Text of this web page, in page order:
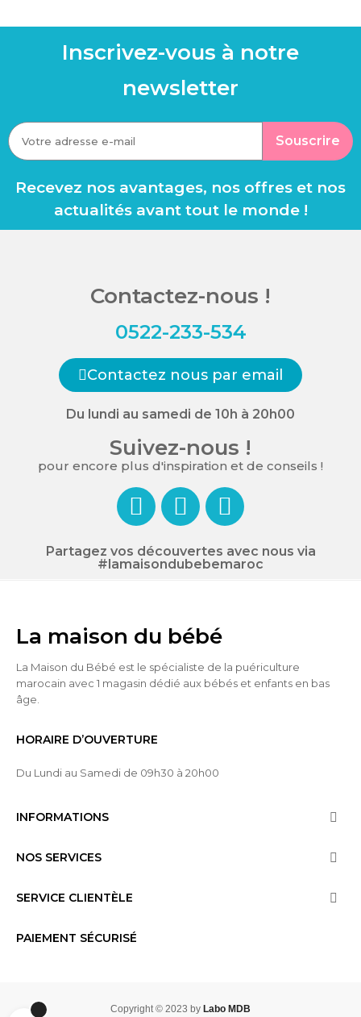
Inscrivez-vous à notre
newsletter
Souscrire
Recevez nos avantages, nos offres et nos
actualités avant tout le monde !
Contactez-nous !
0522-233-534
Contactez nous par email
Du lundi au samedi de 10h à 20h00
Suivez-nous !
pour encore plus d'inspiration et de conseils !
Partagez vos découvertes avec nous via
#lamaisondubebemaroc
La maison du bébé
La Maison du Bébé est le spécialiste de la puériculture
marocain avec 1 magasin dédié aux bébés et enfants en bas
âge.
HORAIRE D’OUVERTURE
Du Lundi au Samedi de 09h30 à 20h00
INFORMATIONS 
NOS SERVICES 
SERVICE CLIENTÈLE 
PAIEMENT SÉCURISÉ
Copyright © 2023 by Labo MDB